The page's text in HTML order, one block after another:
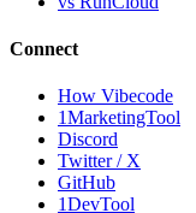
Connect
How Vibecode
1MarketingTool
Discord
Twitter / X
GitHub
1DevTool